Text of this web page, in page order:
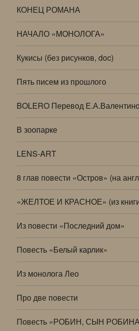
КОНЕЦ РОМАНА
НАЧАЛО «МОНОЛОГА»
Кукисы (без рисунков, doc)
Пять писем из прошлого
BOLERO Перевод
В зоопарке
LENS-ART
8 глав повести «Остров» (на
«ЖЕЛТОЕ И КРАСНОЕ» (из
Из повести «Последний дом»
Повесть «Белый карлик»
Из монолога Лео
Про две повести
Повесть «РОБИН, СЫН